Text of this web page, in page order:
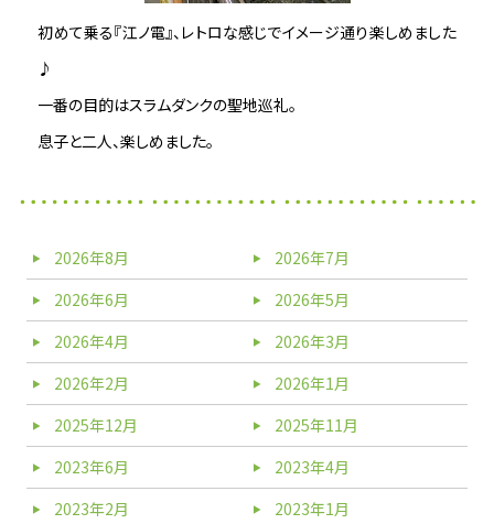
初めて乗る『江ノ電』、レトロな感じでイメージ通り楽しめました
♪
一番の目的はスラムダンクの聖地巡礼。
息子と二人、楽しめました。
2026年8月
2026年7月
2026年6月
2026年5月
2026年4月
2026年3月
2026年2月
2026年1月
2025年12月
2025年11月
2023年6月
2023年4月
2023年2月
2023年1月